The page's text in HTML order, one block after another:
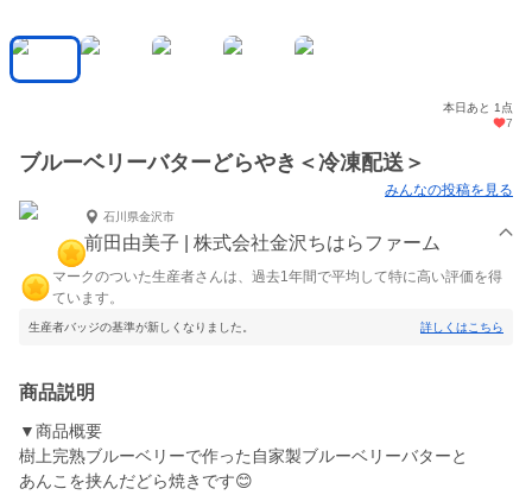
本日あと 1点
7
ブルーベリーバターどらやき＜冷凍配送＞
みんなの投稿を見る
石川県金沢市
前田由美子 | 株式会社金沢ちはらファーム
マークのついた生産者さんは、過去1年間で平均して特に高い評価を得
ています。
生産者バッジの基準が新しくなりました。 詳しくはこちら
商品説明
▼商品概要
樹上完熟ブルーベリーで作った自家製ブルーベリーバターと
あんこを挟んだどら焼きです😊